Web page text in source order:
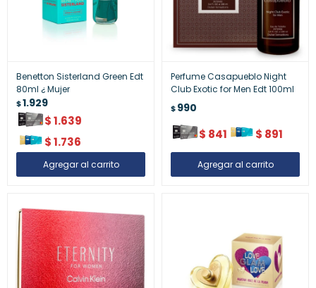
Benetton Sisterland Green Edt
80ml ¿ Mujer
$1.929
$1.639
$1.736
Perfume Casapueblo Night
Club Exotic for Men Edt 100ml
$990
$ 841 $ 891